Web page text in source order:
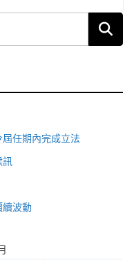
任期內完成立法
訊
續波動